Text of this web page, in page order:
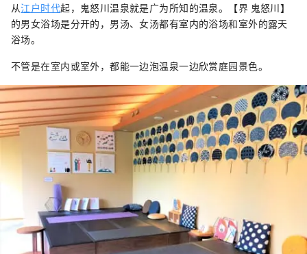
从江户时代起，鬼怒川温泉就是广为所知的温泉。【界 鬼怒川】
的男女浴场是分开的，男汤、女汤都有室内的浴场和室外的露天
浴场。
不管是在室内或室外，都能一边泡温泉一边欣赏庭园景色。